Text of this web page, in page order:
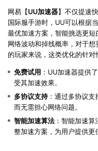
网易【UU加速器】不仅提速
国际服手游时，UU可以根据
最优加速方案，智能挑选更
网络波动和掉线概率，对于
的玩家来说，这类优化的针对
免费试用 ：UU加速器提供
受其加速效果。
多协议支持：通过多协议支
而无需担心网络问题。
智能加速算法 ：智能加速
整加速方案，为用户提供更